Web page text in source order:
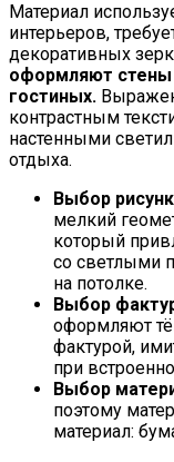
Материал
интерьеров,
декоративных
оформляют стены
гостиных.
контрастным
настенными
отдыха.
Выбор
мелкий
который
со светлыми
на потолке.
Выбор
оформляют
фактурой,
при
Выбор
поэтому
материал: